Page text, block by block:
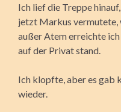
Ich lief die Treppe
jetzt Markus vermutete,
außer Atem erreichte
auf der Privat stand.
Ich klopfte, aber es gab
wieder.